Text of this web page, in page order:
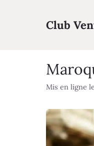
Club
Mis en ligne